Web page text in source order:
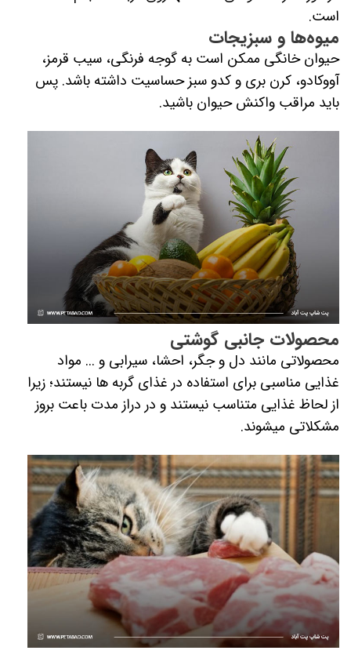
است.
میوه‌ها و سبزیجات
حیوان خانگی ممکن است به گوجه فرنگی، سیب قرمز،
آووکادو، کرن بری و کدو سبز حساسیت داشته باشد. پس
باید مراقب واکنش حیوان باشید.
محصولات جانبی گوشتی
محصولاتی مانند دل و جگر، احشا، سیرابی و ... مواد
غذایی مناسبی برای استفاده در غذای گربه­ ها نیستند؛ زیرا
از لحاظ غذایی متناسب نیستند و در دراز مدت باعت بروز
مشکلاتی میشوند.